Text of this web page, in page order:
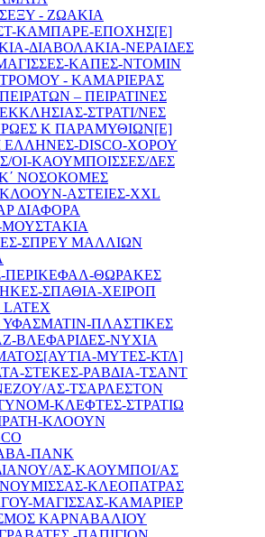
- ΖΩΑΚΙΑ
ΚΑΜΠΑΡE-ΕΠΟΧΗΣ[E]
ΔΙΑΒΟΛΑΚΙΑ-ΝΕΡΑΙΔΕΣ
ΚΑΠΕΣ-ΝΤΟΜΙΝ
- ΚΑΜΑΡΙΕΡΑΣ
– ΠΕΙΡΑΤΙΝΕΣ
ΣΤΡΑΤΙ/ΝΕΣ
Κ ΠΑΡΑΜΥΘΙΩΝ[E]
ΕΛΛΗΝΕΣ-DISCO-ΧΟΡΟΥ
OI-ΚΑΟΥΜΠΟΙΣΣΕΣ/ΔΕΣ
Κ΄ ΝΟΣΟΚΟΜΕΣ
ΑΣΤΕΙΕΣ-XXL
ΔΙΑΦΟΡΑ
ΣΠΡΕΥ ΜΑΛΛΙΩΝ
ΠΕΡΙΚΕΦΑΛ-ΘΩΡΑΚΕΣ
ΣΠΑΘΙΑ-ΧΕΙΡΟΠ
ΠΛΑΣΤΙΚΕΣ
ΒΛΕΦΑΡΙΔΕΣ-ΝΥΧΙΑ
ΜΥΤΕΣ-ΚΤΛ]
ΣΤΕΚΕΣ-ΡΑΒΔΙΑ-ΤΣΑΝΤ
ΑΣ-ΤΣΑΡΛΕΣΤΟΝ
ΚΛΕΦΤΕΣ-ΣΤΡΑΤΙΩ
ΚΛΟΟΥΝ
ΠΑΝΚ
ΑΣ-ΚΑΟΥΜΠΟΙ/ΑΣ
ΚΛΕΟΠΑΤΡΑΣ
ΜΑΓΙΣΣΑΣ-ΚΑΜΑΡΙΕΡ
ΚΑΡΝΑΒΑΛΙΟΥ